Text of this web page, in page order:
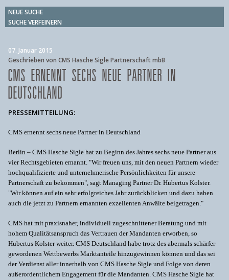
NEUE SUCHE
SUCHE VERFEINERN
07. Januar 2015
Geschrieben von CMS Hasche Sigle Partnerschaft mbB
CMS ERNENNT SECHS NEUE PARTNER IN
DEUTSCHLAND
PRESSEMITTEILUNG:
CMS ernennt sechs neue Partner in Deutschland
Berlin – CMS Hasche Sigle hat zu Beginn des Jahres sechs neue Partner aus
vier Rechtsgebieten ernannt. "Wir freuen uns, mit den neuen Partnern wieder
hochqualifizierte und unternehmerische Persönlichkeiten für unsere
Partnerschaft zu bekommen", sagt Managing Partner Dr. Hubertus Kolster.
"Wir können auf ein sehr erfolgreiches Jahr zurückblicken und dazu haben
auch die jetzt zu Partnern ernannten exzellenten Anwälte beigetragen."
CMS hat mit praxisnaher, individuell zugeschnittener Beratung und mit
hohem Qualitätsanspruch das Vertrauen der Mandanten erworben, so
Hubertus Kolster weiter. CMS Deutschland habe trotz des abermals schärfer
gewordenen Wettbewerbs Marktanteile hinzugewinnen können und das sei
der Verdienst aller innerhalb von CMS Hasche Sigle und Folge von deren
außerordentlichem Engagement für die Mandanten. CMS Hasche Sigle hat